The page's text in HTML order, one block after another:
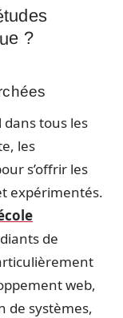
?
tous les
les
s’offrir les
expérimentés.
de
web,
de systèmes,